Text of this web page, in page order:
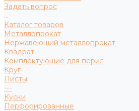
Задать вопрос
...
Каталог товаров
Металлопрокат
Нержавеющий металлопрокат
Квадрат
Комплектующие для перил
Круг
Листы
---
Куски
Перфорированные